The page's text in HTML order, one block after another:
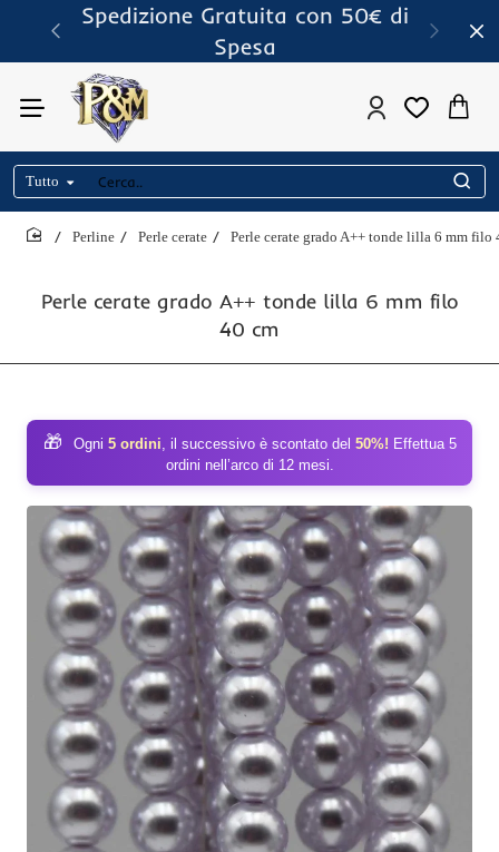
Spedizione Gratuita con 50€ di
Spesa
Tutto
Cerca..
Perle cerate grado A++ tonde lilla 6 mm filo
40 cm
Perline Perle cerate Perle cerate grado A++ tonde lilla 6 mm filo
🎁 Ogni 5 ordini, il successivo è scontato del 50%! Effettua 5
ordini nell’arco di 12 mesi.